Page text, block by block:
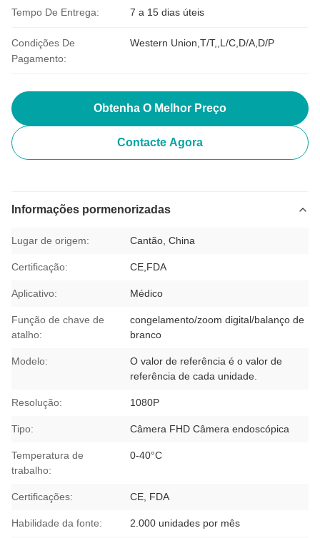
Tempo De Entrega: 7 a 15 dias úteis
Condições De
Pagamento:
Western Union,T/T,,L/C,D/A,D/P
Obtenha O Melhor Preço
Contacte Agora
Informações pormenorizadas
Lugar de origem: Cantão, China
Certificação: CE,FDA
Aplicativo: Médico
Função de chave de
atalho:
congelamento/zoom digital/balanço de
branco
Modelo:
O valor de referência é o valor de
referência de cada unidade.
Resolução: 1080P
Tipo: Câmera FHD Câmera endoscópica
Temperatura de
trabalho:
0-40°C
Certificações: CE, FDA
Habilidade da fonte: 2.000 unidades por mês